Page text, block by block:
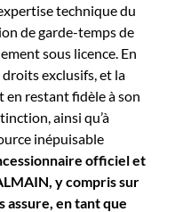
technique du
de garde-temps de
sous licence. En
exclusifs, et la
restant fidèle à son
ainsi qu’à
inépuisable
officiel et
y compris sur
assure, en tant que